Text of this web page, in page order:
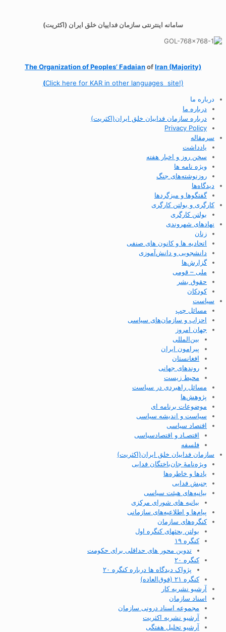
سامانه اینترنتی سازمان فداییان خلق ایران (اکثریت)
The Organization ofPeoples’ FadaianofIran (Majority)
(Click here for KAR in other languages site!)
درباره ما
درباره ما
درباره سازمان فداییان خلق ایران(اکثریت)
Privacy Policy
سرمقاله
یادداشت
سخن روز و اخبار هفته
ویژه نامه ها
روزنوشته‌های جنگ
دیدگاه‌ها
گفتگوها و میزگردها
کارگری و بولتن کارگری
بولتن کارگری
نهادهای شهروندی
زنان
اتحادیه ها و کانون های صنفی
دانشجویی و دانش‌آموزی
گزارش‌ها
ملی – قومی
حقوق بشر
کودکان
سیاست
مسائل چپ
احزاب و سازمان‌های سیاسی
جهان امروز
بین‌المللی
پیرامون ایران
افغانستان
روندهای جهانی
محیط زیست
مسائل راهبردی در سیاست
پژوهش‌ها
موضوعات برنامه ای
سیاست و اندیشه سیاسی
اقتصاد سیاسی
اقتصـاد و اقتصاد‌سیاسی
فلسفه
سازمان فداییان خلق ایران(اکثریت)
ویژه‌نامهٔ جان‌باختگان فدایی
یادها و خاطره‌ها
جنبش فدایی
بیانیه‌های هیئت سیاسی
بیانیه های شورای مرکزی
پیام‌ها و اطلاعیه‌های سازمانی
کنگره‌های سازمان
بولتن بحثهای کنگره اول
کنگره ۱۹
تدوین محور های حداقلی برای حکومت
کنگره ۲۰
پژواک دیدگاه ها درباره کنگره ۲۰
کنگره ۲۱ (فوق‌العاده)
آرشیو نشریه کار
اسناد سازمان
مجموعه اسناد درونی سازمان
آرشیو نشریه اکثریت
آرشیو تحلیل هفتگی